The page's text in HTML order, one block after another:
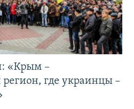
«Крым –
где украинцы –